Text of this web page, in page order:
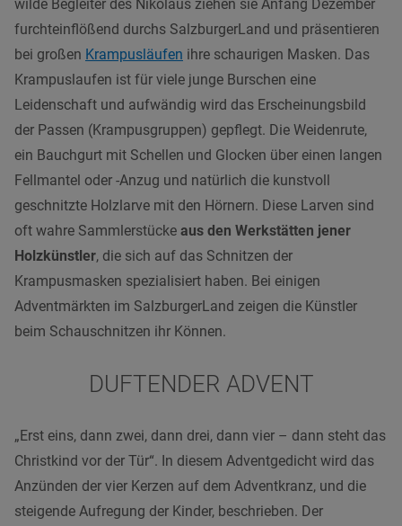
wilde Begleiter des Nikolaus ziehen sie Anfang Dezember
furchteinflößend durchs SalzburgerLand und präsentieren
bei großen Krampusläufen ihre schaurigen Masken. Das
Krampuslaufen ist für viele junge Burschen eine
Leidenschaft und aufwändig wird das Erscheinungsbild
der Passen (Krampusgruppen) gepflegt. Die Weidenrute,
ein Bauchgurt mit Schellen und Glocken über einen langen
Fellmantel oder -Anzug und natürlich die kunstvoll
geschnitzte Holzlarve mit den Hörnern. Diese Larven sind
oft wahre Sammlerstücke aus den Werkstätten jener
Holzkünstler, die sich auf das Schnitzen der
Krampusmasken spezialisiert haben. Bei einigen
Adventmärkten im SalzburgerLand zeigen die Künstler
beim Schauschnitzen ihr Können.
DUFTENDER ADVENT
„Erst eins, dann zwei, dann drei, dann vier – dann steht das
Christkind vor der Tür“. In diesem Adventgedicht wird das
Anzünden der vier Kerzen auf dem Adventkranz, und die
steigende Aufregung der Kinder, beschrieben. Der